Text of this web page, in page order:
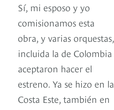
Sí, mi esposo y yo
comisionamos esta
obra, y varias orquestas,
incluida la de Colombia
aceptaron hacer el
estreno. Ya se hizo en la
Costa Este, también en